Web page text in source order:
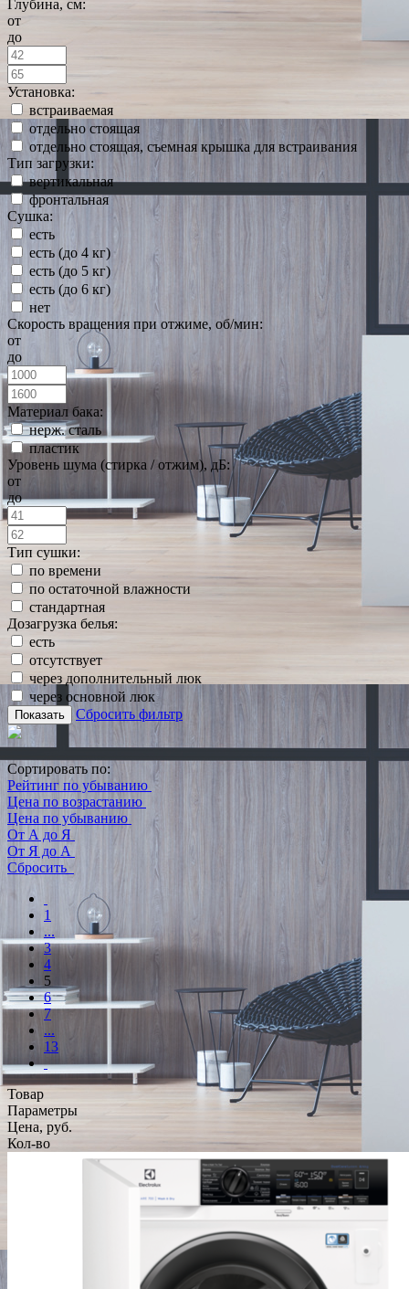
Глубина, см:
от
до
Установка:
встраиваемая
отдельно стоящая
отдельно стоящая, съемная крышка для встраивания
Тип загрузки:
вертикальная
фронтальная
Сушка:
есть
есть (до 4 кг)
есть (до 5 кг)
есть (до 6 кг)
нет
Скорость вращения при отжиме, об/мин:
от
до
Материал бака:
нерж. сталь
пластик
Уровень шума (стирка / отжим), дБ:
от
до
Тип сушки:
по времени
по остаточной влажности
стандартная
Дозагрузка белья:
есть
отсутствует
через дополнительный люк
через основной люк
Показать Сбросить фильтр
Сортировать по:
Рейтинг по убыванию
Цена по возрастанию
Цена по убыванию
От А до Я
От Я до А
Сбросить
1
...
3
4
5
6
7
...
13
Товар
Параметры
Цена, руб.
Кол-во